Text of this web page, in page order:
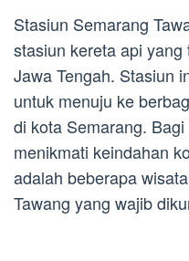
Stasiun Semarang
stasiun kereta api
Jawa Tengah. Stasiun
untuk menuju ke
di kota Semarang.
menikmati keindahan
adalah beberapa
Tawang yang wajib